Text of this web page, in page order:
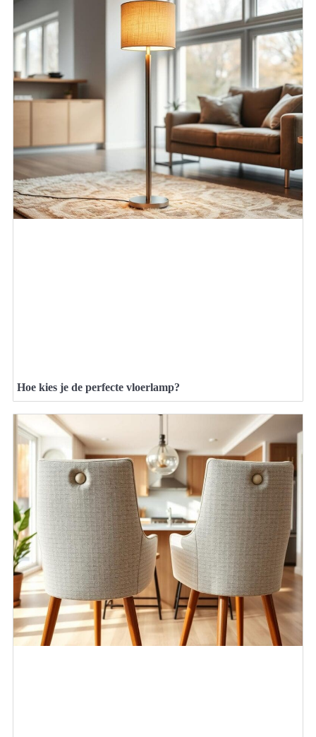
Hoe kies je de perfecte vloerlamp?